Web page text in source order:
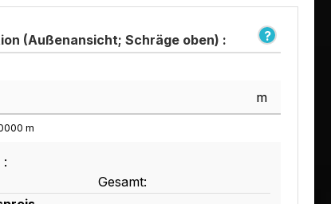
(Außenansicht; Schräge oben) :
m
m
:
Gesamt: